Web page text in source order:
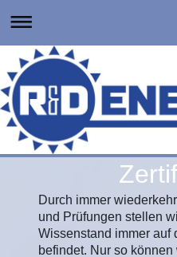
Durch immer
und Prüfungen stellen
Wissenstand immer auf
befindet. Nur so